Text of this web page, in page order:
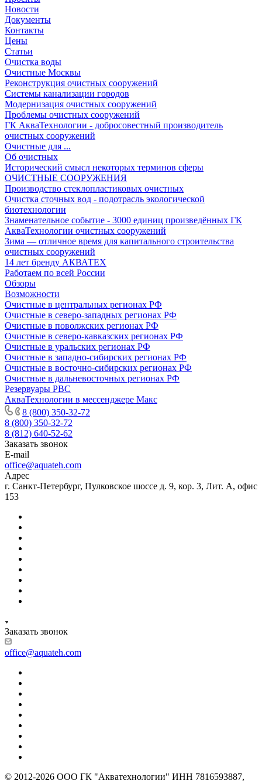
Новости
Документы
Контакты
Цены
Статьи
Очистка воды
Очистные Москвы
Реконструкция очистных сооружений
Системы канализации городов
Модернизация очистных сооружений
Проблемы очистных сооружений
ГК АкваТехнологии - добросовестный производитель
очистных сооружений
Очистные для ...
Об очистных
Исторический смысл некоторых терминов сферы
ОЧИСТНЫЕ СООРУЖЕНИЯ
Производство стеклопластиковых очистных
Очистка сточных вод - подотрасль экологической
биотехнологии
Знаменательное событие - 3000 единиц произведённых ГК
АкваТехнологии очистных сооружений
Зима — отличное время для капитального строительства
очистных сооружений
14 лет бренду АКВАТЕХ
Работаем по всей России
Обзоры
Возможности
Очистные в центральных регионах РФ
Очистные в северо-западных регионах РФ
Очистные в поволжских регионах РФ
Очистные в северо-кавказских регионах РФ
Очистные в уральских регионах РФ
Очистные в западно-сибирских регионах РФ
Очистные в восточно-сибирских регионах РФ
Очистные в дальневосточных регионах РФ
Резервуары РВС
АкваТехнологии в мессенджере Макс
8 (800) 350-32-72
8 (800) 350-32-72
8 (812) 640-52-62
Заказать звонок
E-mail
office@aquateh.com
Адрес
г. Санкт-Петербург, Пулковское шоссе д. 9, кор. 3, Лит. А, офис
153
Заказать звонок
office@aquateh.com
© 2012-2026 ООО ГК "Акватехнологии" ИНН 7816593887,